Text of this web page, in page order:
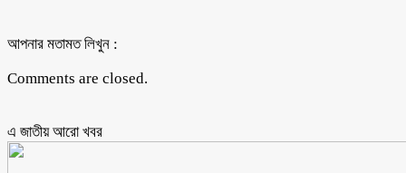
আপনার মতামত লিখুন :
Comments are closed.
এ জাতীয় আরো ‍খবর